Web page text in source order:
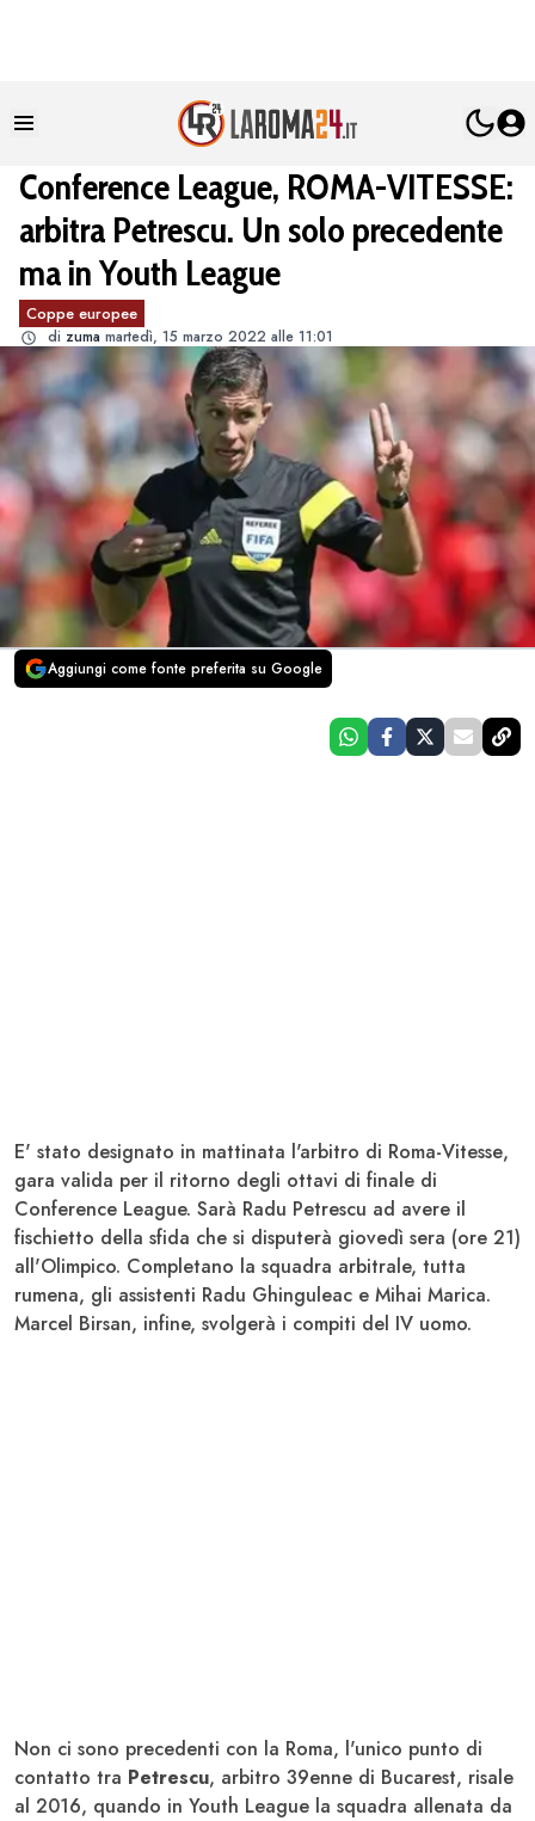
Conference League, ROMA-VITESSE:
arbitra Petrescu. Un solo precedente
ma in Youth League
Coppe europee
di zuma martedì, 15 marzo 2022 alle 11:01
Aggiungi come fonte preferita su Google
E' stato designato in mattinata l'arbitro di Roma-Vitesse,
gara valida per il ritorno degli ottavi di finale di
Conference League. Sarà Radu Petrescu ad avere il
fischietto della sfida che si disputerà giovedì sera (ore 21)
all'Olimpico. Completano la squadra arbitrale, tutta
rumena, gli assistenti Radu Ghinguleac e Mihai Marica.
Marcel Birsan, infine, svolgerà i compiti del IV uomo.
Non ci sono precedenti con la Roma, l'unico punto di
contatto tra Petrescu, arbitro 39enne di Bucarest, risale
al 2016, quando in Youth League la squadra allenata da